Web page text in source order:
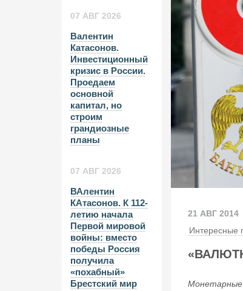
07 АВГ 2026
Валентин
Катасонов.
Инвестиционный
кризис в России.
Проедаем
основной
капитал, но
строим
грандиозные
планы
07 АВГ 2026
ВАлентин
КАтасонов. К 112-
летию начала
Первой мировой
войны: вместо
победы Россия
получила
«похабный»
Брестский мир
21 АВГ 2014
Интересные
Монетарные